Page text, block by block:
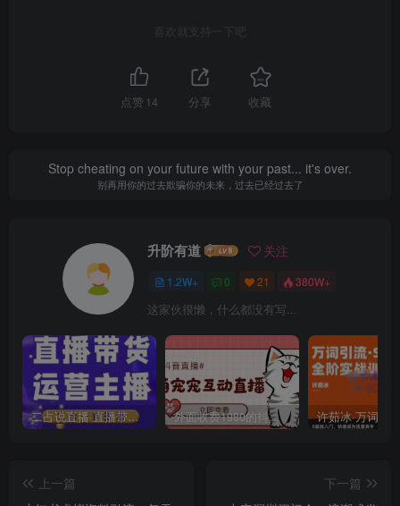
喜欢就支持一下吧
点赞 14 分享 收藏
Stop cheating on your future with your past... it's over.
别再用你的过去欺骗你的未来，过去已经过去了
升阶有道 关注
1.2W+ 0 21 380W+
这家伙很懒，什么都没有写...
二占说直播·直播带货主播运营课程，主播运营二合一实操课 外面收费1980的抖音萌宠宠直播项目，可虚拟人直播，抖音报白，实时互动直播【软件+详细教程】
上一篇
下一篇